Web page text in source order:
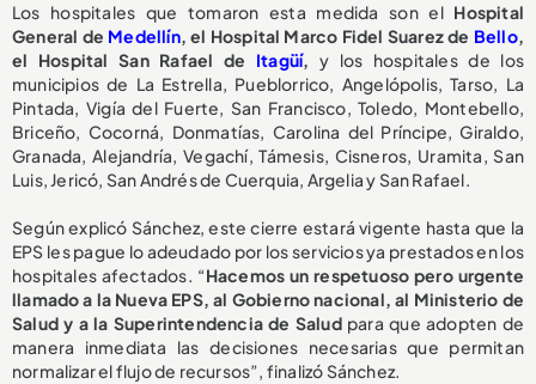
Los hospitales que tomaron esta medida son el Hospital
General de Medellín, el Hospital Marco Fidel Suarez de Bello,
el Hospital San Rafael de Itagüí, y los hospitales de los
municipios de La Estrella, Pueblorrico, Angelópolis, Tarso, La
Pintada, Vigía del Fuerte, San Francisco, Toledo, Montebello,
Briceño, Cocorná, Donmatías, Carolina del Príncipe, Giraldo,
Granada, Alejandría, Vegachí, Támesis, Cisneros, Uramita, San
Luis, Jericó, San Andrés de Cuerquia, Argelia y San Rafael.
Según explicó Sánchez, este cierre estará vigente hasta que la
EPS les pague lo adeudado por los servicios ya prestados en los
hospitales afectados. “Hacemos un respetuoso pero urgente
llamado a la Nueva EPS, al Gobierno nacional, al Ministerio de
Salud y a la Superintendencia de Salud para que adopten de
manera inmediata las decisiones necesarias que permitan
normalizar el flujo de recursos”, finalizó Sánchez.